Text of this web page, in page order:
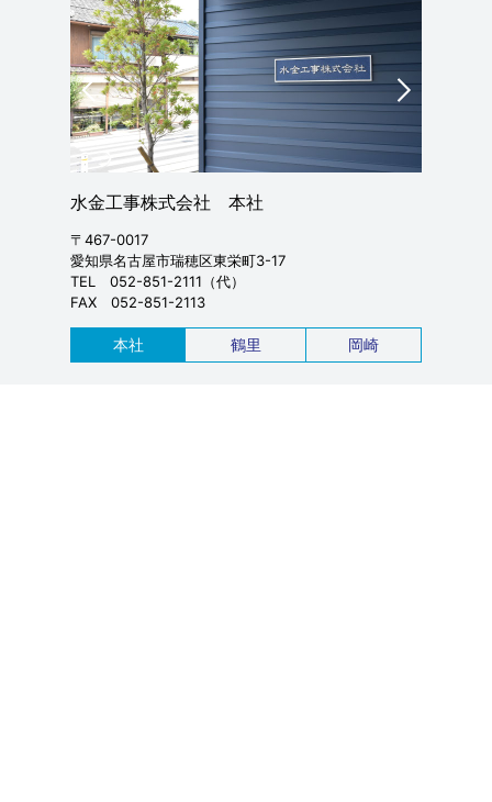
水金工事株式会社 本社
〒467-0017
愛知県名古屋市瑞穂区東栄町3-17
TEL 052-851-2111（代）
FAX 052-851-2113
本社 鶴里 岡崎